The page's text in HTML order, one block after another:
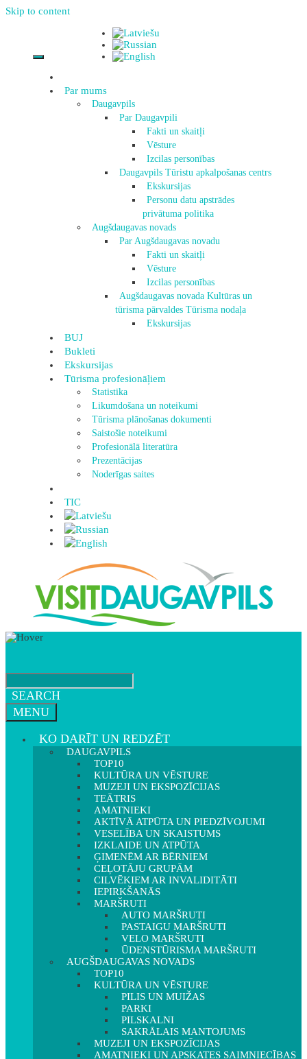
Skip to content
Par mums
Daugavpils
Par Daugavpili
Fakti un skaitļi
Vēsture
Izcilas personības
Daugavpils Tūristu apkalpošanas centrs
Ekskursijas
Personu datu apstrādes
privātuma politika
Augšdaugavas novads
Par Augšdaugavas novadu
Fakti un skaitļi
Vēsture
Izcilas personības
Augšdaugavas novada Kultūras un
tūrisma pārvaldes Tūrisma nodaļa
Ekskursijas
BUJ
Bukleti
Ekskursijas
Tūrisma profesionāļiem
Statistika
Likumdošana un noteikumi
Tūrisma plānošanas dokumenti
Saistošie noteikumi
Profesionālā literatūra
Prezentācijas
Noderīgas saites
TIC
SEARCH
MENU
KO DARĪT UN REDZĒT
DAUGAVPILS
TOP10
KULTŪRA UN VĒSTURE
MUZEJI UN EKSPOZĪCIJAS
TEĀTRIS
AMATNIEKI
AKTĪVĀ ATPŪTA UN PIEDZĪVOJUMI
VESELĪBA UN SKAISTUMS
IZKLAIDE UN ATPŪTA
ĢIMENĒM AR BĒRNIEM
CEĻOTĀJU GRUPĀM
CILVĒKIEM AR INVALIDITĀTI
IEPIRKŠANĀS
MARŠRUTI
AUTO MARŠRUTI
PASTAIGU MARŠRUTI
VELO MARŠRUTI
ŪDENSTŪRISMA MARŠRUTI
AUGŠDAUGAVAS NOVADS
TOP10
KULTŪRA UN VĒSTURE
PILIS UN MUIŽAS
PARKI
PILSKALNI
SAKRĀLAIS MANTOJUMS
MUZEJI UN EKSPOZĪCIJAS
AMATNIEKI UN APSKATES SAIMNIECĪBAS